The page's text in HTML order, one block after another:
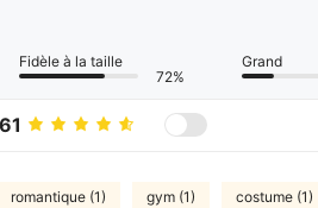
Fidèle à la taille
72%
Grand
romantique (1) gym (1) costume (1)